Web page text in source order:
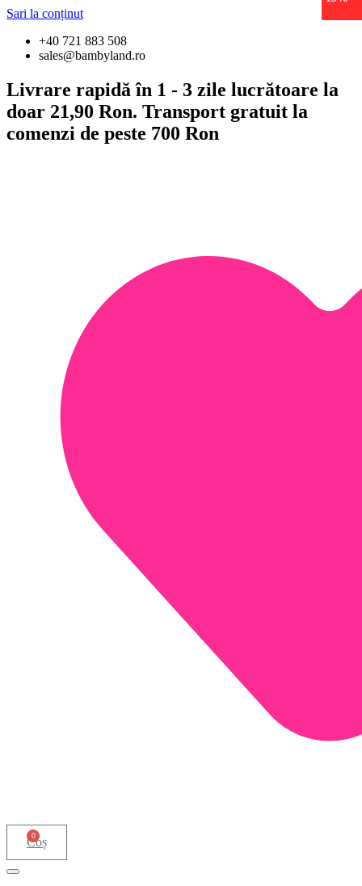
Sari la conținut
+40 721 883 508
sales@bambyland.ro
Livrare rapidă în 1 - 3 zile lucrătoare la
doar 21,90 Ron. Transport gratuit la
comenzi de peste 700 Ron
0
Coș